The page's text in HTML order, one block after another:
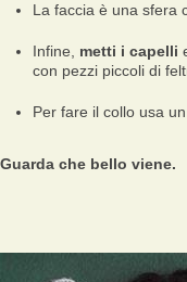
La faccia è una sfera
Infine, metti i capelli
con pezzi piccoli di
Per fare il collo usa
Guarda che bello viene.